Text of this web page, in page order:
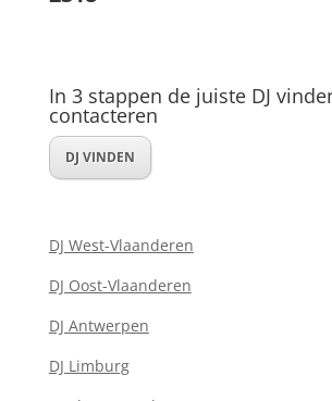
In 3 stappen de juiste DJ
contacteren
DJ VINDEN
DJ West-Vlaanderen
DJ Oost-Vlaanderen
DJ Antwerpen
DJ Limburg